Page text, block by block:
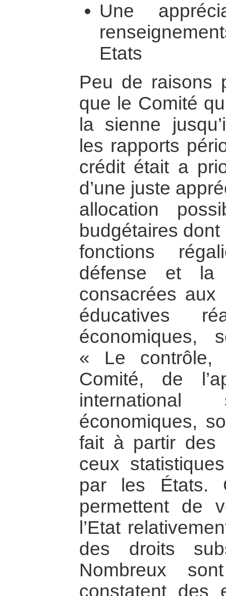
Une
Etats
Peu de raisons
que le Comité
la sienne
les rapports
crédit était a
d’une juste
allocation
budgétaires
fonctions
défense et la
consacrées aux
éducatives
économiques,
« Le contrôle,
Comité, de
économiques,
fait à partir des
ceux
par les États.
permettent de
l’Etat
des droits
Nombreux
constatent des